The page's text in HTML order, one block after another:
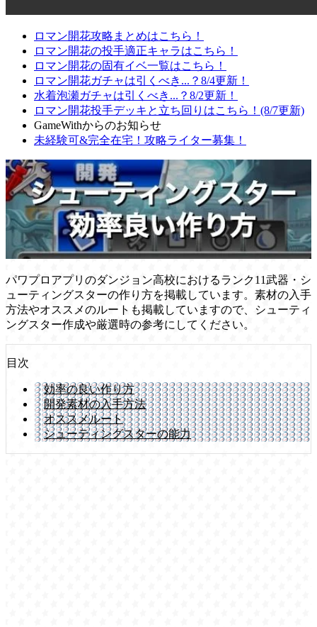
ロマン開花攻略まとめはこちら！
ロマン開花の投手適正キャラはこちら！
ロマン開花の固有イベ一覧はこちら！
ロマン開花ガチャは引くべき...？8/4更新！
水着泡瀬ガチャは引くべき...？8/2更新！
ロマン開花投手デッキと立ち回りはこちら！(8/7更新)
GameWithからのお知らせ
未経験可&完全在宅！攻略ライター募集！
パワプロアプリのダンジョン高校におけるランク11武器・シ
ューティングスターの作り方を掲載しています。素材の入手
方法やオススメのルートも掲載していますので、シューティ
ングスター作成や厳選時の参考にしてください。
目次
効率の良い作り方
開発素材の入手方法
オススメルート
シューティングスターの能力